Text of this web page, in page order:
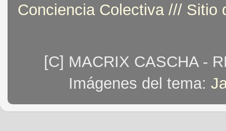
Conciencia Colectiva /// Sitio
[C] MACRIX CASCHA -
Imágenes del tema: